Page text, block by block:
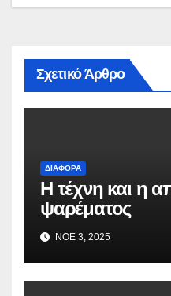
Σχετικό Άρθρο
ΔΙΆΦΟΡΑ
Η τέχνη και η
ψαρέματος
ΝΟΈ 3, 2025